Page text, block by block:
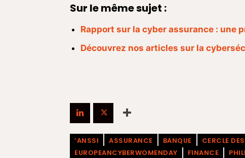
Sur le même sujet :
Rapport sur la cyber assurance : une
Découvrez nos articles sur la
’ANSSI ASSURANCE BANQUE CERCLE
EUROPEANCYBERWOMENDAY
FINANCE